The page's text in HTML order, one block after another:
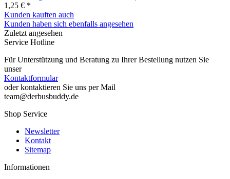
1,25 € *
Kunden kauften auch
Kunden haben sich ebenfalls angesehen
Zuletzt angesehen
Service Hotline
Für Unterstützung und Beratung zu Ihrer Bestellung nutzen Sie
unser
Kontaktformular
oder kontaktieren Sie uns per Mail
team@derbusbuddy.de
Shop Service
Newsletter
Kontakt
Sitemap
Informationen